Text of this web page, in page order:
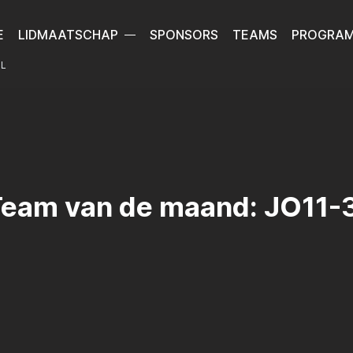
LIDMAATSCHAP SPONSORS TEAMS
van de maand: JO11-